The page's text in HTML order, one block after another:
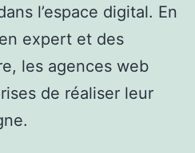
l’espace digital. En
expert et des
les agences web
de réaliser leur